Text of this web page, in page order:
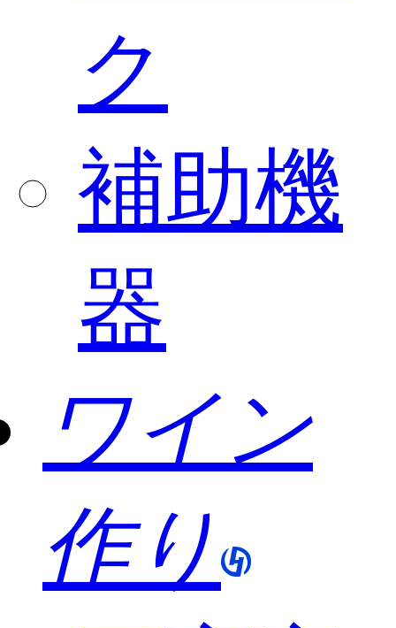
ク
補助機
器
ワイン
作り